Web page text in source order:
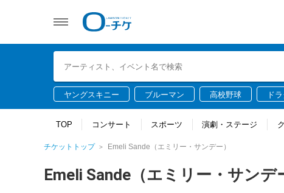
ヤングスキニー ブルーマン 高校野球 ド
TOP コンサート スポーツ 演劇・ステージ
チケットトップ Emeli Sande（エミリー・サンデー）
Emeli Sande（エミリー・サンデ